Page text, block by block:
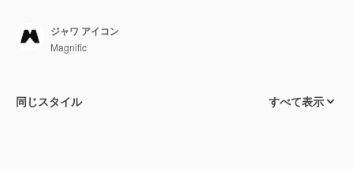
ジャワ アイコン
Magnific
同じスタイル すべて表示